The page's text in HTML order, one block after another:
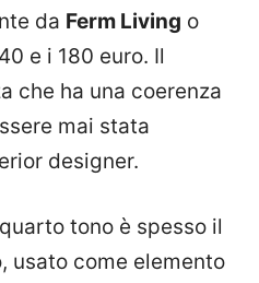
da Ferm Living o
e i 180 euro. Il
che ha una coerenza
mai stata
designer.
tono è spesso il
usato come elemento